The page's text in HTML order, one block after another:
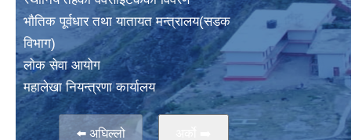
भाैतिक पूर्वधार तथा यातायत मन्त्रालय(सडक
विभाग)
लाेक सेवा आयोग
महालेखा नियन्त्रणा कार्यालय
⬅️ अघिल्लो